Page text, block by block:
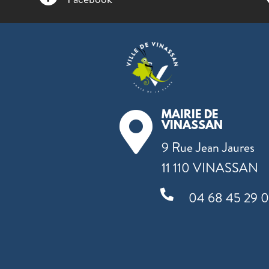

MAIRIE DE
VINASSAN
9 Rue Jean Jaures
11 110 VINASSAN
 04 68 45 29